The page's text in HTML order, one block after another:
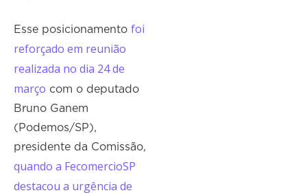
Esse posicionamentofoi
reforçado em reunião
realizada no dia 24 de
março com o deputado
Bruno Ganem
(Podemos/SP),
presidente da Comissão,
quando a FecomercioSP
destacou a urgência de